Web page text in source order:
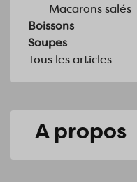
Macarons salés
Boissons
Soupes
Tous les articles
A propos